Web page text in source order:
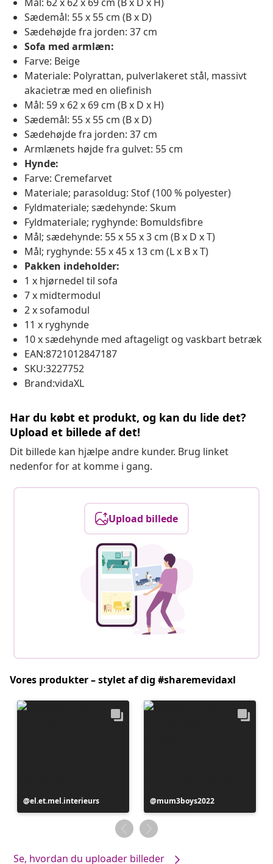
Sædemål: 55 x 55 cm (B x D)
Sædehøjde fra jorden: 37 cm
Sofa med armlæn:
Farve: Beige
Materiale: Polyrattan, pulverlakeret stål, massivt
akacietræ med en oliefinish
Mål: 59 x 62 x 69 cm (B x D x H)
Sædemål: 55 x 55 cm (B x D)
Sædehøjde fra jorden: 37 cm
Armlænets højde fra gulvet: 55 cm
Hynde:
Farve: Cremefarvet
Materiale; parasoldug: Stof (100 % polyester)
Fyldmateriale; sædehynde: Skum
Fyldmateriale; ryghynde: Bomuldsfibre
Mål; sædehynde: 55 x 55 x 3 cm (B x D x T)
Mål; ryghynde: 55 x 45 x 13 cm (L x B x T)
Pakken indeholder:
1 x hjørnedel til sofa
7 x midtermodul
2 x sofamodul
11 x ryghynde
10 x sædehynde med aftageligt og vaskbart betræk
EAN:8721012847187
SKU:3227752
Brand:vidaXL
Har du købt et produkt, og kan du lide det?
Upload et billede af det!
Dit billede kan hjælpe andre kunder. Brug linket
nedenfor for at komme i gang.
Upload billede
Vores produkter – stylet af dig #sharemevidaxl
Opslag
offentliggjort
el.et.mel.interieurs
Opslag
offentliggjort
af
mum3boys2022
Se, hvordan du uploader billeder